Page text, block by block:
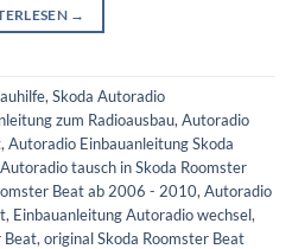
→
, Skoda Autoradio
zum Radioausbau, Autoradio
, Autoradio Einbauanleitung Skoda
Autoradio tausch in Skoda Roomster
Beat ab 2006 - 2010, Autoradio
, Einbauanleitung Autoradio wechsel,
Beat, original Skoda Roomster Beat